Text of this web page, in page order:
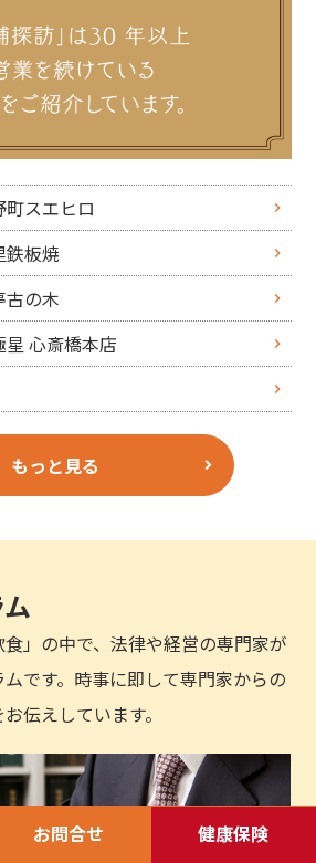
お問合せ 健康保険
スエヒロ
板焼
の木
心斎橋本店
もっと見る
」の中で、法律や経営の専門家が
です。時事に即して専門家からの
伝えしています。